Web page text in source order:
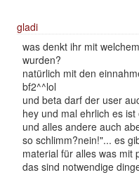
gladi
was denkt ihr mit
wurden?
natürlich mit den
bf2^^lol
und beta darf der user
hey und mal ehrlich es
und alles andere auch
so schlimm?nein!"... es
material für alles was mit
das sind notwendige